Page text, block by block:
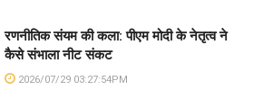
रणनीतिक संयम की कला: पीएम मोदी के नेतृत्व ने
कैसे संभाला नीट संकट
2026/07/29 03:27:54PM